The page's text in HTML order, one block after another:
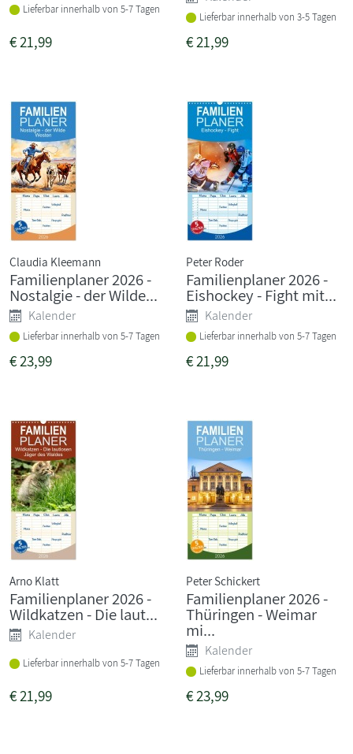
Lieferbar innerhalb von 5-7 Tagen
€21,99
Lieferbar innerhalb von 3-5 Tagen
€21,99
Claudia Kleemann
Familienplaner 2026 -
Nostalgie - der Wilde...
Kalender
Lieferbar innerhalb von 5-7 Tagen
€23,99
Peter Roder
Familienplaner 2026 -
Eishockey - Fight mit...
Kalender
Lieferbar innerhalb von 5-7 Tagen
€21,99
Arno Klatt
Familienplaner 2026 -
Wildkatzen - Die laut...
Kalender
Lieferbar innerhalb von 5-7 Tagen
€21,99
Peter Schickert
Familienplaner 2026 -
Thüringen - Weimar
mi...
Kalender
Lieferbar innerhalb von 5-7 Tagen
€23,99